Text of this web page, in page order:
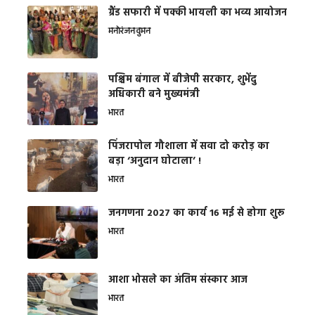
ग्रैंड सफारी में पक्की भायली का भव्य आयोजन
मनोरंजनवुमन
पश्चिम बंगाल में बीजेपी सरकार, शुभेंदु
अधिकारी बने मुख्यमंत्री
भारत
​पिंजरापोल गौशाला में सवा दो करोड़ का
बड़ा ‘अनुदान घोटाला’ !
भारत
जनगणना 2027 का कार्य 16 मई से होगा शुरू
भारत
आशा भोसले का अंतिम संस्कार आज
भारत